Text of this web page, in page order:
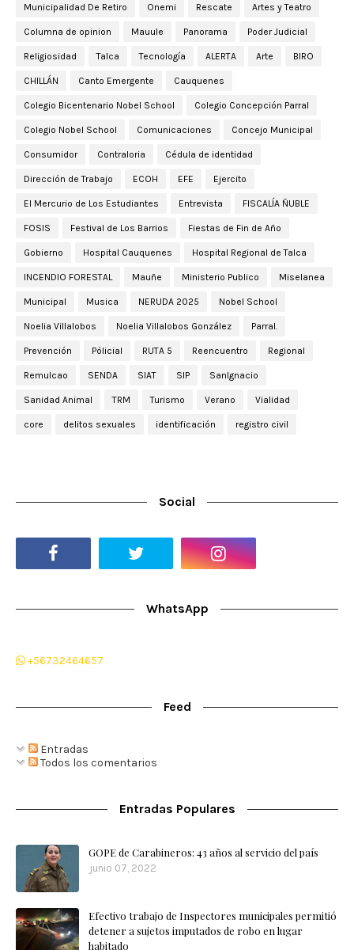
Municipalidad De Retiro Onemi Rescate Artes y Teatro
Columna de opinion Mauule Panorama Poder Judicial
Religiosidad Talca Tecnología ALERTA Arte BIRO
CHILLÁN Canto Emergente Cauquenes
Colegio Bicentenario Nobel School Colegio Concepción Parral
Colegio Nobel School Comunicaciones Concejo Municipal
Consumidor Contraloria Cédula de identidad
Dirección de Trabajo ECOH EFE Ejercito
El Mercurio de Los Estudiantes Entrevista FISCALÍA ÑUBLE
FOSIS Festival de Los Barrios Fiestas de Fin de Año
Gobierno Hospital Cauquenes Hospital Regional de Talca
INCENDIO FORESTAL Mauñe Ministerio Publico Miselanea
Municipal Musica NERUDA 2025 Nobel School
Noelia Villalobos Noelia Villalobos González Parral.
Prevención Pólicial RUTA 5 Reencuentro Regional
Remulcao SENDA SIAT SIP SanIgnacio
Sanidad Animal TRM Turismo Verano Vialidad
core delitos sexuales identificación registro civil
Social
WhatsApp
+56732464657
Feed
Entradas
Todos los comentarios
Entradas Populares
GOPE de Carabineros: 43 años al servicio del país
junio 07, 2022
Efectivo trabajo de Inspectores municipales permitió
detener a sujetos imputados de robo en lugar
habitado